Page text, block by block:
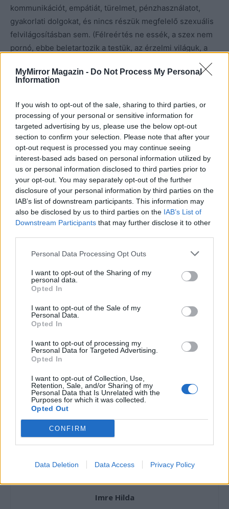
MyMirror Magazin - Do Not Process My Personal
Information
If you wish to opt-out of the sale, sharing to third parties, or
processing of your personal or sensitive information for
targeted advertising by us, please use the below opt-out
section to confirm your selection. Please note that after your
opt-out request is processed you may continue seeing
interest-based ads based on personal information utilized by
us or personal information disclosed to third parties prior to
your opt-out. You may separately opt-out of the further
disclosure of your personal information by third parties on the
IAB’s list of downstream participants. This information may
also be disclosed by us to third parties on the IAB’s List of
Downstream Participants that may further disclose it to other
Personal Data Processing Opt Outs
I want to opt-out of the Sharing of my
personal data.
Opted In
I want to opt-out of the Sale of my
Personal Data.
Opted In
I want to opt-out of processing my
Personal Data for Targeted Advertising.
Opted In
I want to opt-out of Collection, Use,
Retention, Sale, and/or Sharing of my
Personal Data that Is Unrelated with the
Purposes for which it was collected.
Opted Out
CONFIRM
Data Deletion Data Access Privacy Policy
kommunikációt, empátiát, türelmet, pénzhasználatot,
gyakorlati dolgokat, és nincs részük megfelelő szexuális
felvilágosításban sem. (Félreértés ne essék, a szex nem
pornó, ebbe beletartozik a testük, az érzelmi világuk, a
működése és természetesen a védekezés is a terhesség
ezekről nem beszélünk otthon, de az iskolából is
kiiktatták, még léteznek, és a fiatalok más, nem
megfelelő forrásból tájékozódnak. Hogy ez szülőként
mennyire döbbenetes és rájuk nézve káros, az egy
másik téma…
Összegzésként elmondhatjuk, hogy nagyon fontos
megérteni, hogy egy felsőbe lépő kiskamasz nem lesz
azonnal önálló, ügyes és talpraesett, ha addig nem volt
az. Tanulnia kell az embereket, a helyzeteket, és hozzá
beszólogatósak, de a lelkük mélyén még kicsik és
sebezhetők, amit palástolni próbálnak.
Imre Hilda